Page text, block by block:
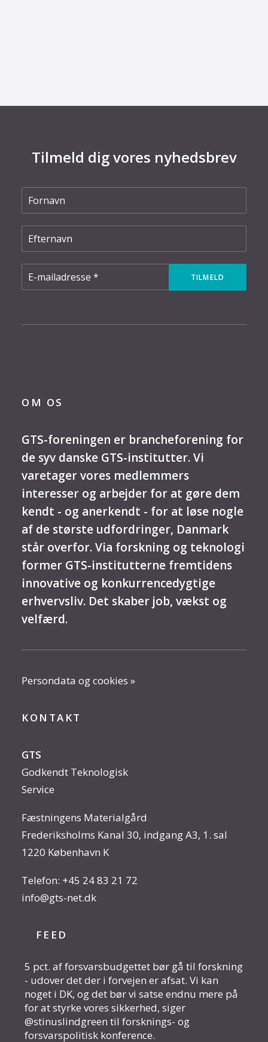
Tilmeld dig vores nyhedsbrev
OM OS
GTS-foreningen er brancheforening for
de syv danske GTS-institutter. Vi
varetager vores medlemmers
interesser og arbejder for at gøre dem
kendt - og anerkendt - for at løse nogle
af de største udfordringer, Danmark
står overfor. Via forskning og teknologi
former GTS-institutterne fremtidens
innovative og konkurrencedygtige
erhvervsliv. Det skaber job, vækst og
velfærd.
Persondata og cookies »
KONTAKT
GTS
Godkendt Teknologisk
Service
Fæstningens Materialgård
Frederiksholms Kanal 30, indgang A3, 1. sal
1220 København K
Telefon: +45 24 83 21 72
info@gts-net.dk
FEED
5 pct. af forsvarsbudgettet bør gå til forskning
- udover det der i forvejen er afsat. Vi kan
noget i DK, og det bør vi satse endnu mere på
for at styrke vores sikkerhed, siger
@stinuslindgreen til forsknings- og
forsvarspolitisk konference.